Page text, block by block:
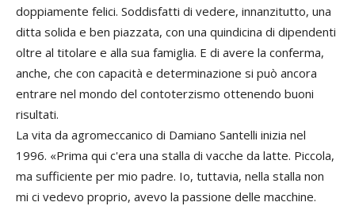
doppiamente felici. Soddisfatti di vedere, innanzitutto, una
ditta solida e ben piazzata, con una quindicina di dipendenti
oltre al titolare e alla sua famiglia. E di avere la conferma,
anche, che con capacità e determinazione si può ancora
entrare nel mondo del contoterzismo ottenendo buoni
risultati.
La vita da agromeccanico di Damiano Santelli inizia nel
1996. «Prima qui c'era una stalla di vacche da latte. Piccola,
ma sufficiente per mio padre. Io, tuttavia, nella stalla non
mi ci vedevo proprio, avevo la passione delle macchine.